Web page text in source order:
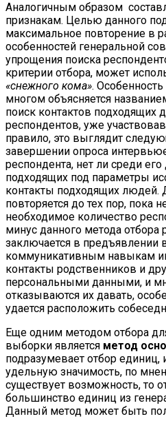
Аналогичным образом
признакам. Целью данного
максимальное повторение в
особенностей генеральной
упрощения поиска
критерии отбора, может
«снежного кома».
многом объясняется
поиск контактов подходящих
респондентов, уже
правило, это выглядит
завершении опроса
респондента, нет ли среди
подходящих под параметры
контакты подходящих людей.
повторяется до тех пор, пока
необходимое количество
минус данного метода отбора
заключается в предъявлении
коммуникативным навыкам
контакты родственников и
персональными данными, и
отказываются их давать,
удается расположить
Еще одним методом отбора
выборки является метод
подразумевает отбор
удельную значимость, по
существует возможность, то
большинство единиц из
Данный метод может быть